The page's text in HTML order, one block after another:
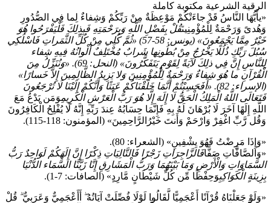
الرقية الشرعية مكتوبة كاملة
«يأَيُّهَا النَّاسُ قَدْ جاءَتْكُمْ مَوْعِظَةٌ مِنْ رَبِّكُمْ وَشِفاءٌ لِما فِي الصُّدُورِ
وَهُدىً وَرَحْمَةٌ لِلْمُؤْمِنِينَقُلْ بِفَضْلِ اللَّهِ وَبِرَحْمَتِهِ فَبِذلِكَ فَلْيَفْرَحُوا هُوَ
خَيْرٌ مِمَّا يَجْمَعُونَ» (يونس: 58-57) «ثُمَّ كُلِي مِنْ كُلِّ الثَّمَراتِ فَاسْلُكِي
سُبُلَ رَبِّكِ ذُلُلًا يَخْرُجُ مِنْ بُطُونِها شَرابٌ مُخْتَلِفٌ أَلْوانُهُ فِيهِ شِفاء
لِلنَّاسِ إِنَّ فِي ذلِكَ لَآيَةً لِقَوْمٍ يَتَفَكَّرُونَ» (النحل: 69). «وَنُنَزِّلُ مِنَ
الْقُرْآنِ ما هُوَ شِفاءٌ وَرَحْمَةٌ لِلْمُؤْمِنِينَ وَلا يَزِيدُ الظَّالِمِينَ إِلاَّ خَسارًا»
(الإسراء: 82). «أَفَحَسِبْتُمْ أَنَّمَا خَلَقْنَاكُمْ عَبَثًا وَأَنَّكُمْ إِلَيْنَا لَا تُرْجَعُونَ
فَتَعَالَى اللَّهُ الْمَلِكُ الْحَقُّ لَا إِلَهَ إِلَّا هُوَ رَبُّ الْعَرْشِ الْكَرِيمِوَمَن يَدْعُ مَعَ
اللَّهِ إِلَهًا آخَرَ لَا بُرْهَانَ لَهُ بِهِ فَإِنَّمَا حِسَابُهُ عِندَ رَبِّهِ إِنَّهُ لَا يُفْلِحُ الْكَافِرُونَ
وَقُل رَّبِّ اغْفِرْ وَارْحَمْ وَأَنتَ خَيْرُالرَّاحِمِينَ» (المؤمنون: 118-115).
«وَإِذَا مَرِضْتُ فَهُوَ يِشْفِينِ» (الشعراء: 80).
«وَالصَّافَّاتِ صَفًّافَالزَّاجِرَاتِ زَجْرًا فَالتَّالِيَاتِ ذِكْرًا إِنَّ إِلَهَكُمْ لَوَاحِدٌ رَبُّ
السَّمَاوَاتِ وَالْأَرْضِ وَمَا بَيْنَهُمَا وَرَبُّ الْمَشَارِقِ إِنَّا زَيَّنَّا السَّمَاء الدُّنْيَا
بِزِينَةٍ الْكَوَاكِبِوَحِفْظًا مِّن كُلِّ شَيْطَانٍ مَّارِدٍ» (الصافات: 7-1).
«وَلَوْ جَعَلْنَاهُ قُرْآنًا أَعْجَمِيًّا لَّقَالُوا لَوْلَا فُصِّلَتْ آيَاتُهُ ۖ أَأَعْجَمِيٌّ وَعَرَبِيٌّ ۗ قُلْ